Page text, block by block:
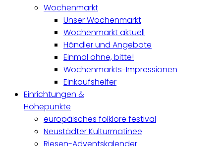
Wochenmarkt
Unser Wochenmarkt
Wochenmarkt aktuell
Händler und Angebote
Einmal ohne, bitte!
Wochenmarkts-Impressionen
Einkaufshelfer
Einrichtungen &
Höhepunkte
europäisches folklore festival
Neustädter Kulturmatinee
Riesen-Adventskalender